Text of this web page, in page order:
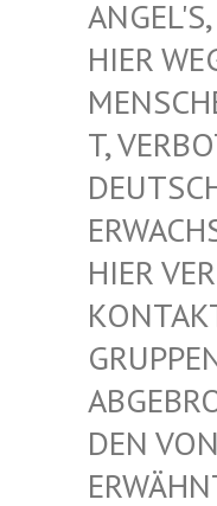
NGEL'S,
IER
,
IER
EN VON